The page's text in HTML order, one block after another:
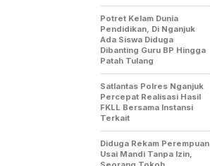
Potret Kelam Dunia
Pendidikan, Di Nganjuk
Ada Siswa Diduga
Dibanting Guru BP Hingga
Patah Tulang
Satlantas Polres Nganjuk
Percepat Realisasi Hasil
FKLL Bersama Instansi
Terkait
Diduga Rekam Perempuan
Usai Mandi Tanpa Izin,